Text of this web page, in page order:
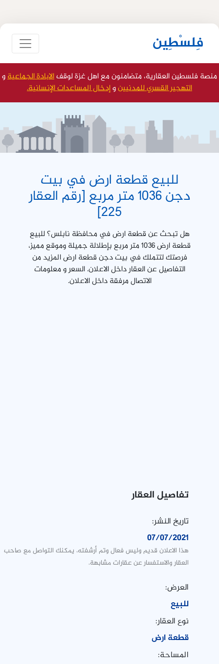
فِلسْطِين
منصة فلسطين العقارية، متضامنون مع اهل غزة لوقفالابادة الجماعيةو
التهجير القسري للمدنيينوإدخال المساعدات الإنسانية.
للبيع قطعة ارض في بيت
دجن 1036 متر مربع [رقم العقار
225]
هل تبحث عن قطعة ارض في محافظة نابلس؟ للبيع
قطعة ارض 1036 متر مربع بإطلالة جميلة وموقع مميز،
فرصتك لتتملك في بيت دجن قطعة ارض المزيد من
التفاصيل عن العقار داخل الاعلان. السعر و معلومات
الاتصال مرفقة داخل الاعلان.
تفاصيل العقار
تاريخ النشر:
07/07/2021
هذا الاعلان قديم وليس فعال وتم أرشفته، يمكنك التواصل مع صاحب
العقار والاستفسار عن عقارات مشابهة.
العرض:
للبيع
نوع العقار:
قطعة ارض
المساحة: